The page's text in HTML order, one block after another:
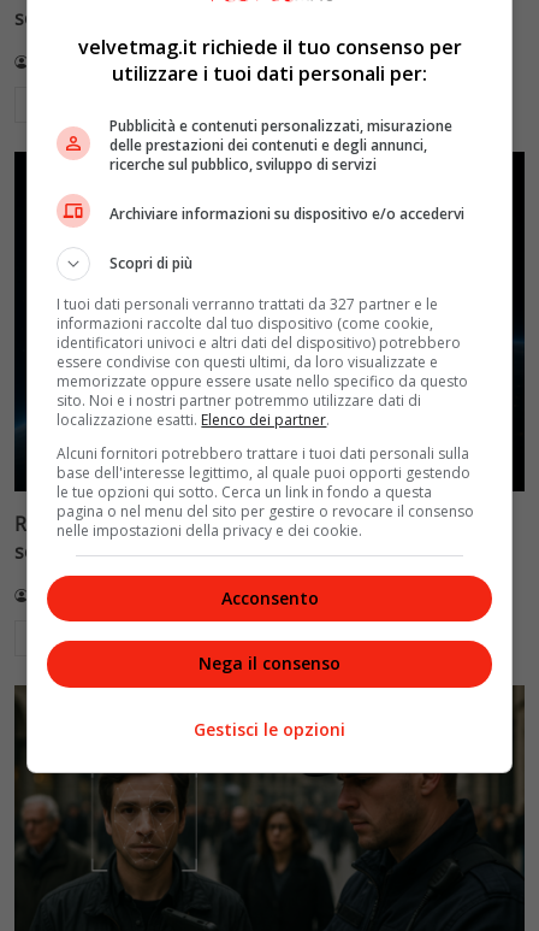
sole di notte (per 5mila dollari l’ora)
Redazione VelvetMAG
Reflect Orbital: gli specchi spaziali che promettono il
sole di notte (per 5mila dollari l’ora)
Redazione VelvetMAG 4 Agosto 2026
Leggi di più
velvetmag.it richiede il tuo consenso per
utilizzare i tuoi dati personali per:
Pubblicità e contenuti personalizzati, misurazione
delle prestazioni dei contenuti e degli annunci,
ricerche sul pubblico, sviluppo di servizi
Archiviare informazioni su dispositivo e/o accedervi
Scopri di più
I tuoi dati personali verranno trattati da 327 partner e le
informazioni raccolte dal tuo dispositivo (come cookie,
identificatori univoci e altri dati del dispositivo) potrebbero
essere condivise con questi ultimi, da loro visualizzate e
memorizzate oppure essere usate nello specifico da questo
sito. Noi e i nostri partner potremmo utilizzare dati di
localizzazione esatti. Elenco dei partner.
Alcuni fornitori potrebbero trattare i tuoi dati personali sulla
base dell'interesse legittimo, al quale puoi opporti gestendo
le tue opzioni qui sotto. Cerca un link in fondo a questa
pagina o nel menu del sito per gestire o revocare il consenso
nelle impostazioni della privacy e dei cookie.
Acconsento
Nega il consenso
Gestisci le opzioni